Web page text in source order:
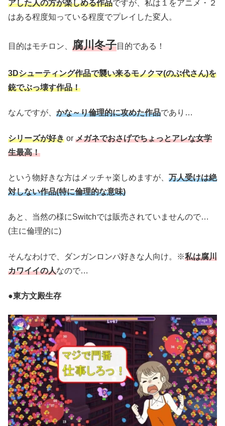
アした人の方が楽しめる作品ですが、私は１をアニメ・２
はある程度知っている程度でプレイした変人。
目的はモチロン、 腐川冬子目的である！
3Dシューティング作品で襲い来るモノクマ(のぶ代さん)を
銃でぶっ壊す作品！
なんですが、 かな～り倫理的に攻めた作品であり…
シリーズが好き or メガネでおさげでちょっとアレな女学
生最高！
という物好きな方はメッチャ楽しめますが、 万人受けは絶
対しない作品(特に倫理的な意味)
あと、当然の様にSwitchでは販売されていませんので…
(主に倫理的に)
そんなわけで、ダンガンロンパ好きな人向け。※私は腐川
カワイイの人なので…
●東方文殿生存